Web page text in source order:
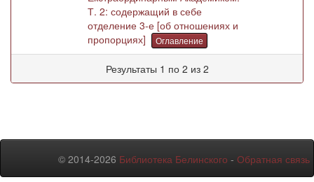
Т. 2: содержащий в себе
отделение 3-е [об отношениях и
пропорциях]
Оглавление
Результаты 1 по 2 из 2
© 2014-2026 Библиотека Белинского - Обратная связь